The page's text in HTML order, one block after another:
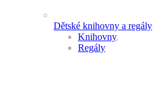
Dětské knihovny a regály
Knihovny,
Regály